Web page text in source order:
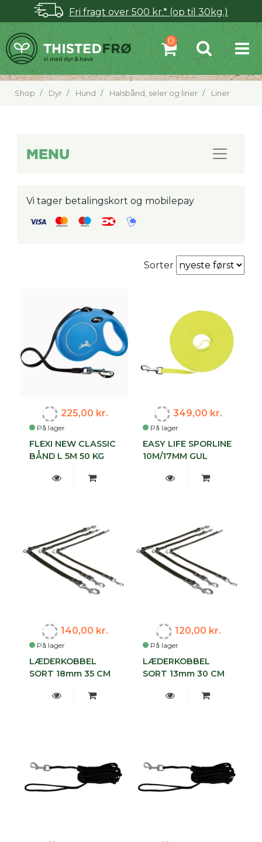
Fri fragt over 500 kr.* (op til 30kg.)
Shop Dyr Hund Halsbånd, seler og liner Liner
MENU
Vi tager betalingskort og mobilepay
Sorter
På lager
225,00 kr.
FLEXI NEW CLASSIC
BÅND L 5M 50 KG
På lager
349,00 kr.
EASY LIFE SPORLINE
10M/17MM GUL
På lager
140,00 kr.
LÆDERKOBBEL
SORT 18mm 35 CM
På lager
120,00 kr.
LÆDERKOBBEL
SORT 13mm 30 CM